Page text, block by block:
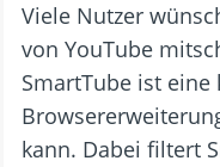
Viele Nutzer
von YouTube
SmartTube ist eine
kann. Dabei filtert